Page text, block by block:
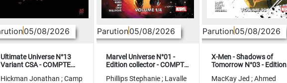
05/08/2026
Ultimate Universe N°13
Variant CSA - COMPTE
Hickman Jonathan ;Camp
Parution05/08/2026
Marvel Universe N°01 -
Edition collector - COMPTE
Phillips Stephanie; Lavalle
Parution05/08/2026
X-Men - Shadows of
Tomorrow N°03 - Edition
MacKay Jed ;Ahmed